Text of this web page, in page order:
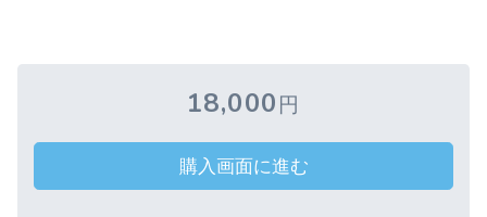
18,000円
購入画面に進む